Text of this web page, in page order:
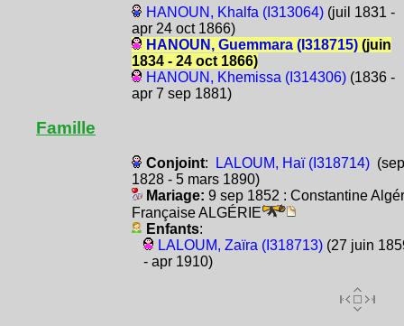
HANOUN, Khalfa (I313064)(juil 1831 -
apr 24 oct 1866)
HANOUN, Guemmara (I318715)(juin
1834 - 24 oct 1866)
HANOUN, Khemissa (I314306)(1836 -
apr 7 sep 1881)
Famille
Conjoint: LALOUM, Haï (I318714)(sep
1828 - 5 mars 1890)
Mariage: 9 sep 1852 : Constantine
Française ALGÉRIE
Enfants:
LALOUM, Zaïra (I318713)(27 juin
- apr 1910)